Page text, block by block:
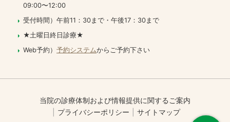
09:00〜12:00
受付時間）午前11：30まで・午後17：30まで
★土曜日終日診療★
Web予約） 予約システムからご予約下さい
当院の診療体制および情報提供に関するご案内
プライバシーポリシー
サイトマップ